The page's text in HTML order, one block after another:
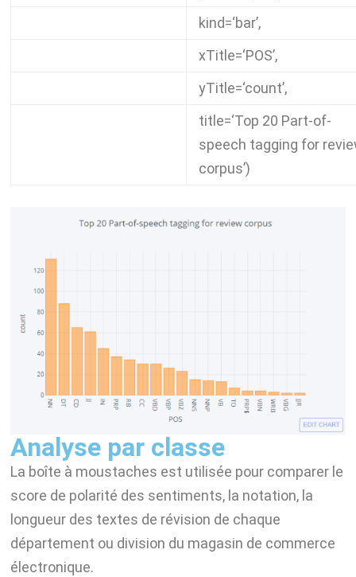
kind=‘bar’,
xTitle=‘POS’,
yTitle=‘count’,
title=‘Top 20 Part-of-
speech tagging for
corpus’)
Analyse par classe
La boîte à moustaches est utilisée pour comparer le
score de polarité des sentiments, la notation, la
longueur des textes de révision de chaque
département ou division du magasin de commerce
électronique.